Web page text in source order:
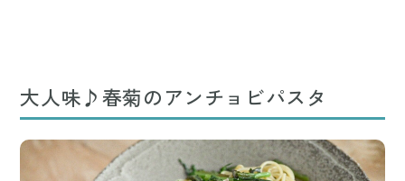
大人味♪春菊のアンチョビパスタ